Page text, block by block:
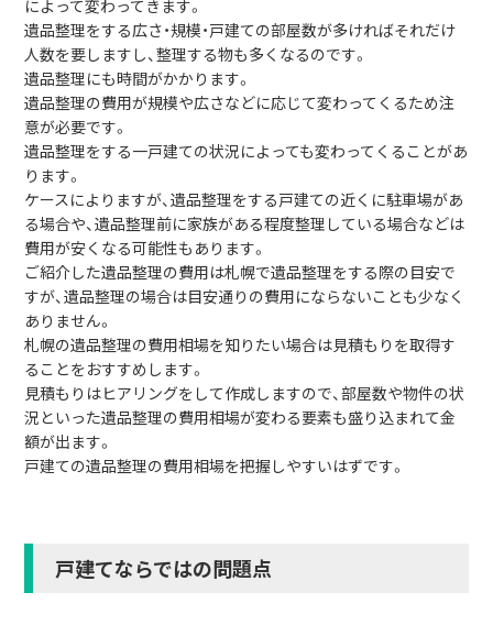
によって変わってきます。
遺品整理をする広さ・規模・戸建ての部屋数が多ければそれだけ
人数を要しますし、整理する物も多くなるのです。
遺品整理にも時間がかかります。
遺品整理の費用が規模や広さなどに応じて変わってくるため注
意が必要です。
遺品整理をする一戸建ての状況によっても変わってくることがあ
ります。
ケースによりますが、遺品整理をする戸建ての近くに駐車場があ
る場合や、遺品整理前に家族がある程度整理している場合などは
費用が安くなる可能性もあります。
ご紹介した遺品整理の費用は札幌で遺品整理をする際の目安で
すが、遺品整理の場合は目安通りの費用にならないことも少なく
ありません。
札幌の遺品整理の費用相場を知りたい場合は見積もりを取得す
ることをおすすめします。
見積もりはヒアリングをして作成しますので、部屋数や物件の状
況といった遺品整理の費用相場が変わる要素も盛り込まれて金
額が出ます。
戸建ての遺品整理の費用相場を把握しやすいはずです。
戸建てならではの問題点